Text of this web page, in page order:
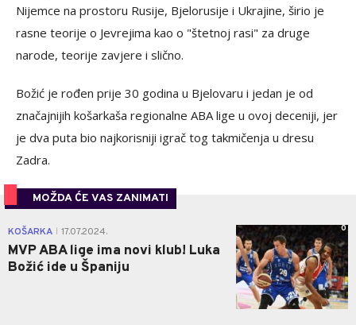
Nijemce na prostoru Rusije, Bjelorusije i Ukrajine, širio je
rasne teorije o Jevrejima kao o "štetnoj rasi" za druge
narode, teorije zavjere i slično.
Božić je rođen prije 30 godina u Bjelovaru i jedan je od
značajnijih košarkaša regionalne ABA lige u ovoj deceniji, jer
je dva puta bio najkorisniji igrač tog takmičenja u dresu
Zadra.
MOŽDA ĆE VAS ZANIMATI
KOŠARKA 17.07.2024.
MVP ABA lige ima novi klub! Luka
Božić ide u Španiju
0